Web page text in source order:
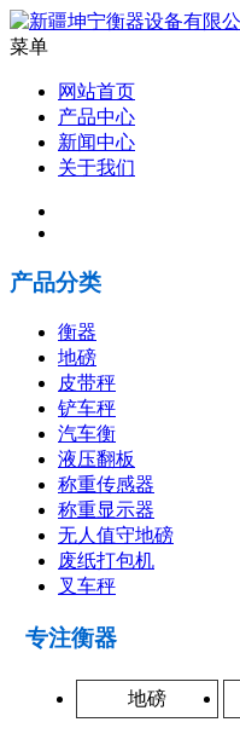
菜单
网站首页
产品中心
新闻中心
关于我们
产品分类
衡器
地磅
皮带秤
铲车秤
汽车衡
液压翻板
称重传感器
称重显示器
无人值守地磅
废纸打包机
叉车秤
专注衡器
地磅